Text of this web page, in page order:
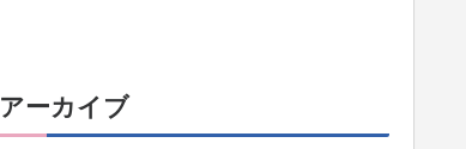
アーカイブ